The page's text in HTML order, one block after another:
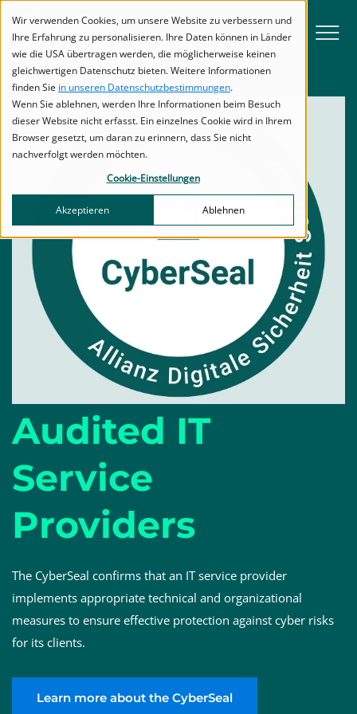
Wir verwenden Cookies, um unsere Website zu verbessern und
Ihre Erfahrung zu personalisieren. Ihre Daten können in Länder
wie die USA übertragen werden, die möglicherweise keinen
gleichwertigen Datenschutz bieten. Weitere Informationen
finden Sie in unseren Datenschutzbestimmungen.
Wenn Sie ablehnen, werden Ihre Informationen beim Besuch
dieser Website nicht erfasst. Ein einzelnes Cookie wird in Ihrem
Browser gesetzt, um daran zu erinnern, dass Sie nicht
nachverfolgt werden möchten.
Cookie-Einstellungen
Akzeptieren Ablehnen
Navigation
Inhalt
Menu
Audited IT
Service
Providers
The CyberSeal confirms that an IT service provider
implements appropriate technical and organizational
measures to ensure effective protection against cyber risks
for its clients.
Learn more about the CyberSeal
Titel
Titel